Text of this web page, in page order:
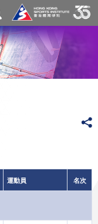
關
搜
尋
運動員 名次